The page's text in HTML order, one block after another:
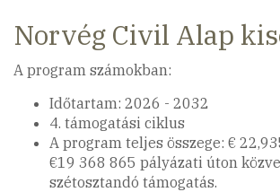
Norvég Civil Alap
A program számokban:
Időtartam: 2026 - 2032
4. támogatási ciklus
A program teljes összege: €
€19 368 865 pályázati úton
szétosztandó támogatás.